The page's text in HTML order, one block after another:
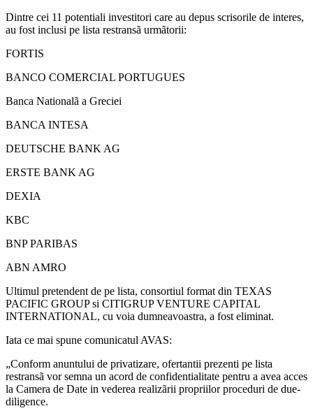
Dintre cei 11 potentiali investitori care au depus scrisorile de interes,
au fost inclusi pe lista restransã urmãtorii:
FORTIS
BANCO COMERCIAL PORTUGUES
Banca Nationalã a Greciei
BANCA INTESA
DEUTSCHE BANK AG
ERSTE BANK AG
DEXIA
KBC
BNP PARIBAS
ABN AMRO
Ultimul pretendent de pe lista, consortiul format din TEXAS
PACIFIC GROUP si CITIGRUP VENTURE CAPITAL
INTERNATIONAL, cu voia dumneavoastra, a fost eliminat.
Iata ce mai spune comunicatul AVAS:
„Conform anuntului de privatizare, ofertantii prezenti pe lista
restransã vor semna un acord de confidentialitate pentru a avea acces
la Camera de Date in vederea realizãrii propriilor proceduri de due-
diligence.